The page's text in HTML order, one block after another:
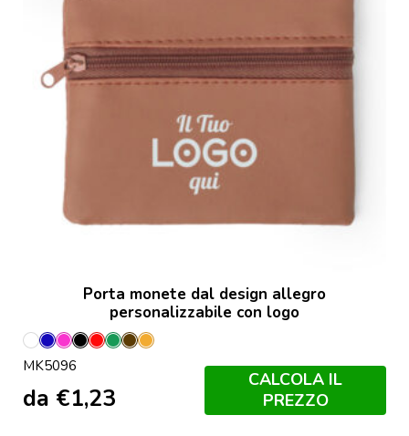
Porta monete dal design allegro
personalizzabile con logo
Bianco
BluFucsia
NeroRosso
Verde
Marron
Orange
MK5096
da €1,23
CALCOLA IL
PREZZO